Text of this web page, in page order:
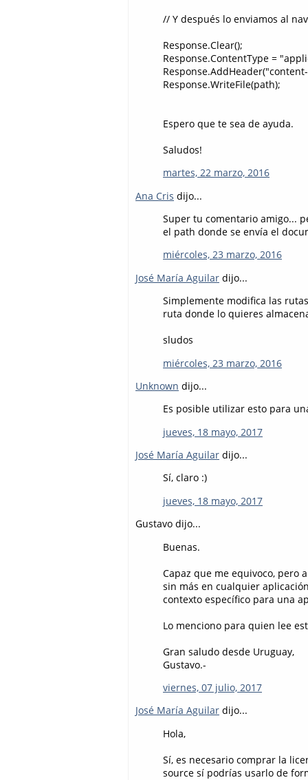
// Y después lo enviamos al
Response.Clear();
Response.ContentType =
Response.WriteFile(path);
Espero que te sea de ayuda.
Saludos!
martes, 22 marzo, 2016
Ana Cris dijo...
Super tu comentario amigo...
el path donde se envía el
miércoles, 23 marzo, 2016
José María Aguilar dijo...
Simplemente modifica las
ruta donde lo quieres
sludos
miércoles, 23 marzo, 2016
Unknown dijo...
Es posible utilizar esto para
jueves, 18 mayo, 2017
José María Aguilar dijo...
Sí, claro :)
jueves, 18 mayo, 2017
Gustavo dijo...
Buenas.
Capaz que me equivoco, pero
sin más en cualquier
contexto específico para una
Lo menciono para quien lee
Gran saludo desde Uruguay,
Gustavo.-
viernes, 07 julio, 2017
José María Aguilar dijo...
Hola,
Sí, es necesario comprar la
source sí podrías usarlo de